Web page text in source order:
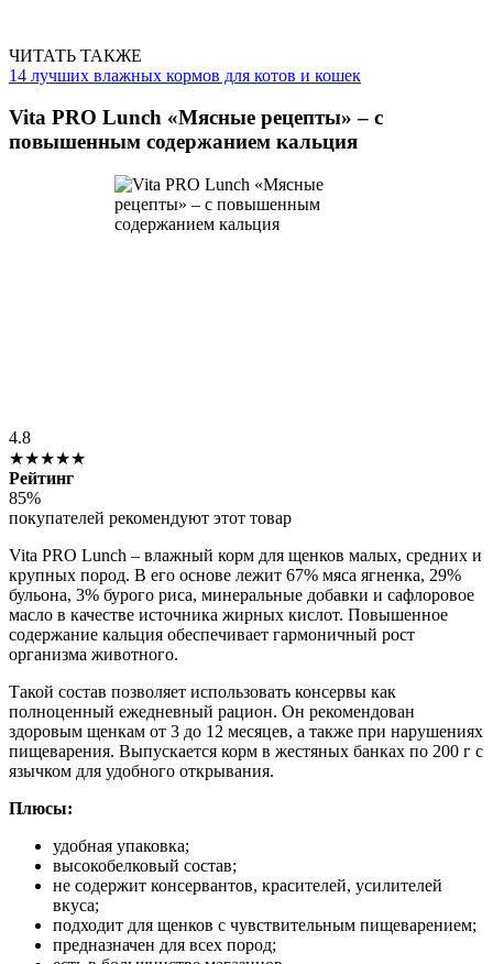
ЧИТАТЬ ТАКЖЕ
14 лучших влажных кормов для котов и кошек
Vita PRO Lunch «Мясные рецепты» – с
повышенным содержанием кальция
4.8
★★★★★
Рейтинг
85%
покупателей рекомендуют этот товар
Vita PRO Lunch – влажный корм для щенков малых, средних и
крупных пород. В его основе лежит 67% мяса ягненка, 29%
бульона, 3% бурого риса, минеральные добавки и сафлоровое
масло в качестве источника жирных кислот. Повышенное
содержание кальция обеспечивает гармоничный рост
организма животного.
Такой состав позволяет использовать консервы как
полноценный ежедневный рацион. Он рекомендован
здоровым щенкам от 3 до 12 месяцев, а также при нарушениях
пищеварения. Выпускается корм в жестяных банках по 200 г с
язычком для удобного открывания.
Плюсы:
удобная упаковка;
высокобелковый состав;
не содержит консервантов, красителей, усилителей
вкуса;
подходит для щенков с чувствительным пищеварением;
предназначен для всех пород;